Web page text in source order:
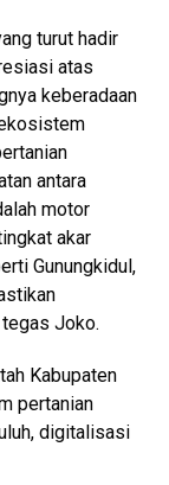
turut hadir
atas
keberadaan
antara
motor
akar
Gunungkidul,
tegas Joko.
Kabupaten
pertanian
digitalisasi